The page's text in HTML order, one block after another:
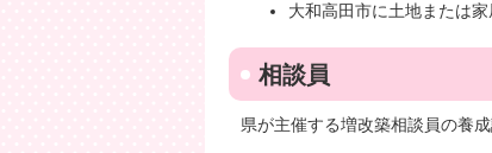
大和高田市に土地または
相談員
県が主催する増改築相談員の養